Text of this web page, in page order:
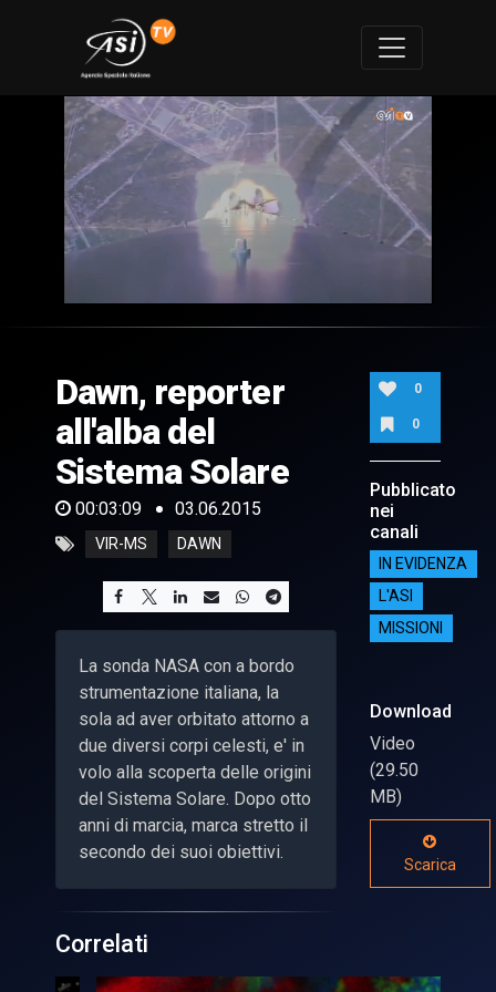
of
9
seconds
Dawn, reporter
all'alba del
Sistema Solare
00:03:09 03.06.2015
VIR-MS DAWN
La sonda NASA con a bordo
strumentazione italiana, la
sola ad aver orbitato attorno a
due diversi corpi celesti, e' in
volo alla scoperta delle origini
del Sistema Solare. Dopo otto
anni di marcia, marca stretto il
secondo dei suoi obiettivi.
0
0
Pubblicato
nei
canali
IN EVIDENZA
L'ASI
MISSIONI
Download
Video
(29.50
MB)
Scarica
Correlati